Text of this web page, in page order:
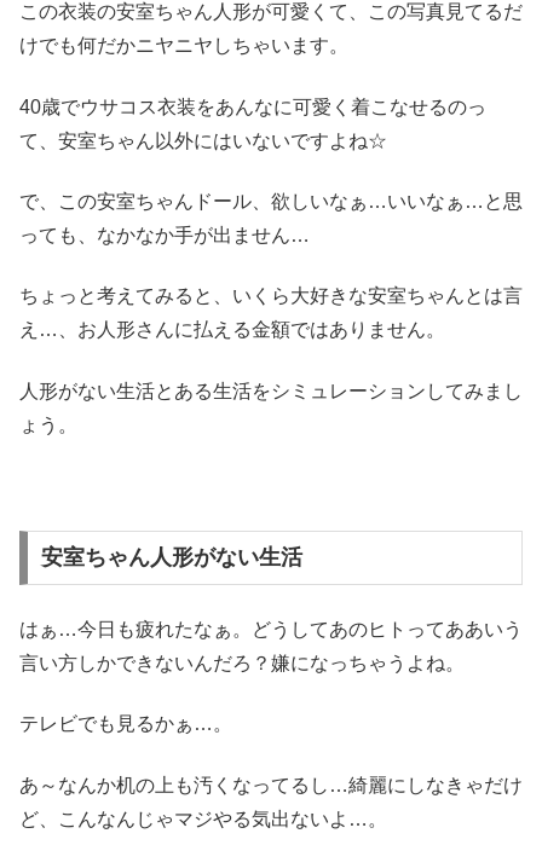
この衣装の安室ちゃん人形が可愛くて、この写真見てるだ
けでも何だかニヤニヤしちゃいます。
40歳でウサコス衣装をあんなに可愛く着こなせるのっ
て、安室ちゃん以外にはいないですよね☆
で、この安室ちゃんドール、欲しいなぁ…いいなぁ…と思
っても、なかなか手が出ません…
ちょっと考えてみると、 いくら大好きな安室ちゃんとは言
え…、お人形さんに払える金額ではありません。
人形がない生活とある生活をシミュレーションしてみまし
ょう。
安室ちゃん人形がない生活
はぁ…今日も疲れたなぁ。どうしてあのヒトってああいう
言い方しかできないんだろ？嫌になっちゃうよね。
テレビでも見るかぁ…。
あ～なんか机の上も汚くなってるし…綺麗にしなきゃだけ
ど、こんなんじゃマジやる気出ないよ…。